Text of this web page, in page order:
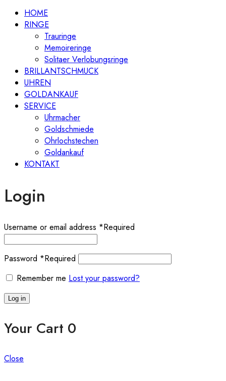
HOME
RINGE
Trauringe
Memoireringe
Solitaer Verlobungsringe
BRILLANTSCHMUCK
UHREN
GOLDANKAUF
SERVICE
Uhrmacher
Goldschmiede
Ohrlochstechen
Goldankauf
KONTAKT
Login
Username or email address *Required
Password *Required
Remember me Lost your password?
Log in
Your Cart 0
Close